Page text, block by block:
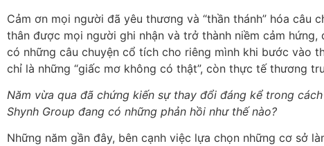
Cảm ơn mọi người đã yêu thương và “thần thánh” hóa câu
thân được mọi người ghi nhận và trở thành niềm cảm
có những câu chuyện cổ tích cho riêng mình khi bước vào
chỉ là những “giấc mơ không có thật”, còn thực tế thương
Năm vừa qua đã chứng kiến sự thay đổi đáng kể trong
Shynh Group đang có những phản hồi như thế nào?
Những năm gần đây, bên cạnh việc lựa chọn những cơ sở